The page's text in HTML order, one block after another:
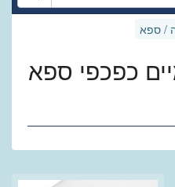
/ ספא
כפכפי ספא